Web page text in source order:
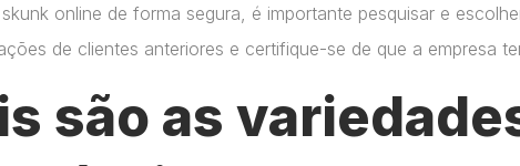
online de forma segura, é importante pesquisar e
de clientes anteriores e certifique-se de que a empresa
são as